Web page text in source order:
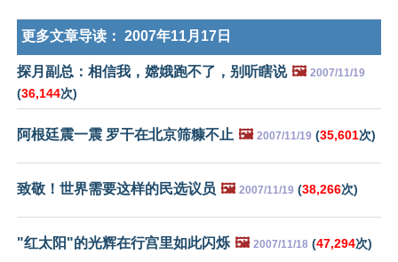
更多文章导读： 2007年11月17日
探月副总：相信我，嫦娥跑不了，别听瞎说 🖼️ 2007/11/19
(36,144次)
阿根廷震一震 罗干在北京筛糠不止 🖼️ 2007/11/19 (35,601次)
致敬！世界需要这样的民选议员 🖼️ 2007/11/19 (38,266次)
"红太阳"的光辉在行宫里如此闪烁 🖼️ 2007/11/18 (47,294次)